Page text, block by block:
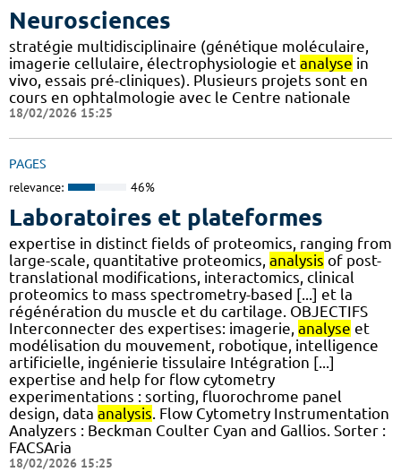
Neurosciences
stratégie multidisciplinaire (génétique moléculaire,
imagerie cellulaire, électrophysiologie et analyse in
vivo, essais pré-cliniques). Plusieurs projets sont en
cours en ophtalmologie avec le Centre nationale
18/02/2026 15:25
PAGES
relevance: 46%
Laboratoires et plateformes
expertise in distinct fields of proteomics, ranging from
large-scale, quantitative proteomics, analysis of post-
translational modifications, interactomics, clinical
proteomics to mass spectrometry-based [...] et la
régénération du muscle et du cartilage. OBJECTIFS
Interconnecter des expertises: imagerie, analyse et
modélisation du mouvement, robotique, intelligence
artificielle, ingénierie tissulaire Intégration [...]
expertise and help for flow cytometry
experimentations : sorting, fluorochrome panel
design, data analysis. Flow Cytometry Instrumentation
Analyzers : Beckman Coulter Cyan and Gallios. Sorter :
FACSAria
18/02/2026 15:25